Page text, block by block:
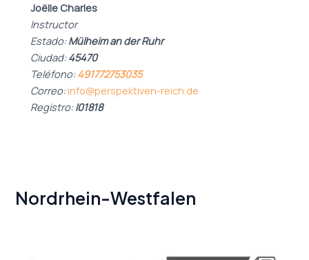
Joëlle Charles
Instructor
Estado:Mülheim an der Ruhr
Ciudad:45470
Teléfono:491772753035
Correo:info@perspektiven-reich.de
Registro:I01818
Nordrhein-Westfalen